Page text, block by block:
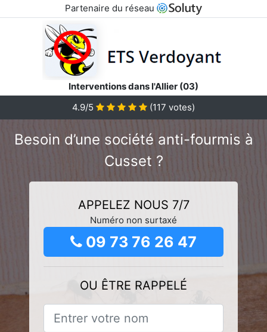
Partenaire du réseau
Interventions dans l'Allier (03)
4.9/5
(117 votes)
Besoin d’une société anti-fourmis à
Cusset ?
APPELEZ NOUS 7/7
Numéro non surtaxé
09 73 76 26 47
OU ÊTRE RAPPELÉ